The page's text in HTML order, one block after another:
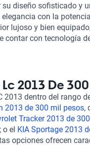
diseño sofisticado y
con la
lujoso y bien
contar con tecnología
LC 2013 a través
que se ajustan a tus
lo que te permite
postventa para
LC 2013 no es lo
como el
Mazda
Otra opción es
2013 De
dentro del rango
2013 de 300 mil pesos,
Tracker 2013 de
o el KIA Sportage 2013
opciones ofrecen